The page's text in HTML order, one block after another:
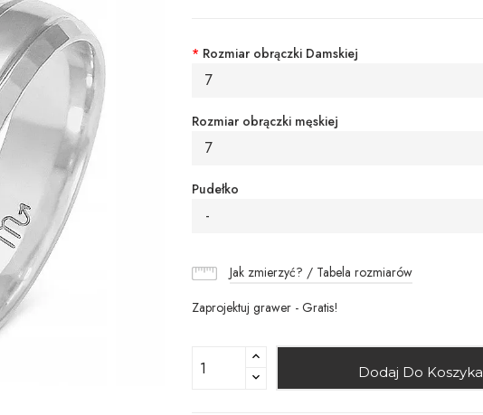
* Rozmiar obrączki Damskiej
7
Rozmiar obrączki męskiej
7
Pudełko
-
Jak zmierzyć? / Tabela rozmiarów
Zaprojektuj grawer - Gratis!
Dodaj Do Koszyka